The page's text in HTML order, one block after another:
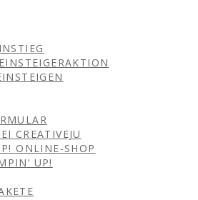
CREATIVEJU
ONLINE-SHOP
UP!